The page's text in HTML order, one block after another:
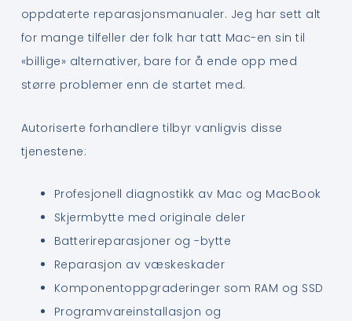
oppdaterte reparasjonsmanualer. Jeg har sett alt
for mange tilfeller der folk har tatt Mac-en sin til
«billige» alternativer, bare for å ende opp med
større problemer enn de startet med.
Autoriserte forhandlere tilbyr vanligvis disse
tjenestene:
Profesjonell diagnostikk av Mac og MacBook
Skjermbytte med originale deler
Batterireparasjoner og -bytte
Reparasjon av væskeskader
Komponentoppgraderinger som RAM og SSD
Programvareinstallasjon og